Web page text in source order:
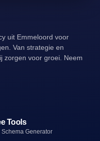
uit Emmeloord voor
Van strategie en
zorgen voor groei. Neem
Tools
Schema Generator